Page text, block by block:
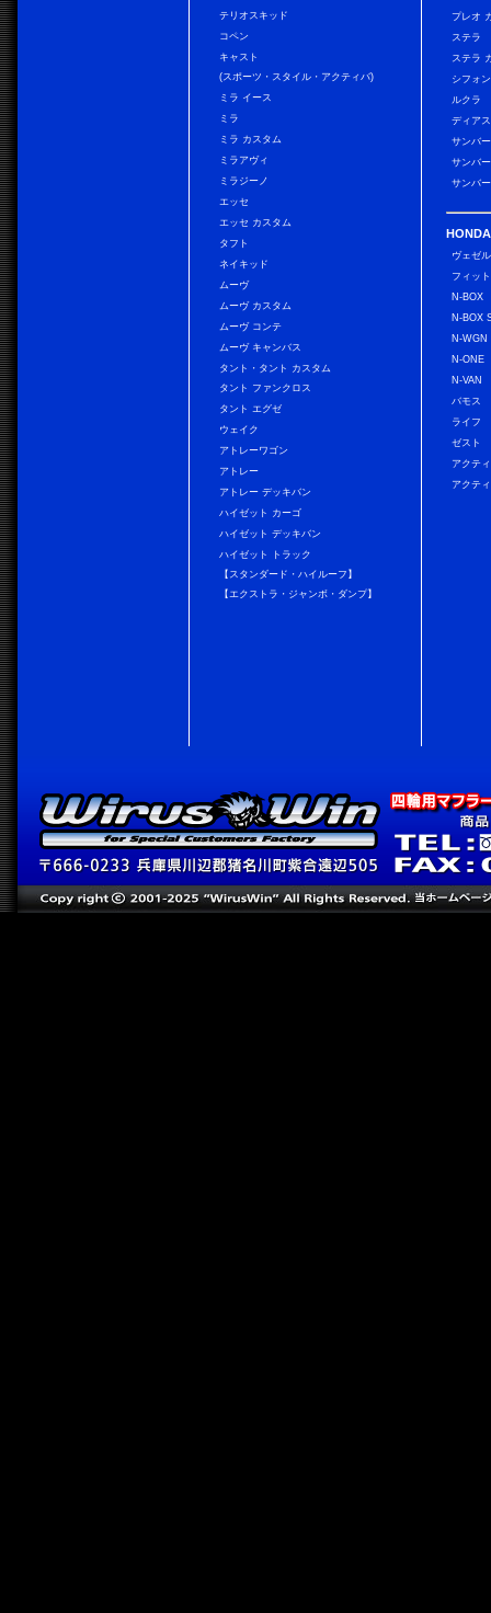
テリオスキッド
コペン
キャスト
(スポーツ・スタイル・アクティバ)
ミラ イース
ミラ
ミラ カスタム
ミラアヴィ
ミラジーノ
エッセ
エッセ カスタム
タフト
ネイキッド
ムーヴ
ムーヴ カスタム
ムーヴ コンテ
ムーヴ キャンバス
タント・タント カスタム
タント ファンクロス
タント エグゼ
ウェイク
アトレーワゴン
アトレー
アトレー デッキバン
ハイゼット カーゴ
ハイゼット デッキバン
ハイゼット トラック
【スタンダード・ハイルーフ】
【エクストラ・ジャンボ・ダンプ】
プレオ
ステラ
ステラ
シフォ
ルクラ
ディア
サンバ
サンバ
サンバ
HONDA
ヴェゼル
フィット
N-BOX
N-BOX
N-WGN
N-ONE
N-VAN
バモス
ライフ
ゼスト
アクテ
アクテ